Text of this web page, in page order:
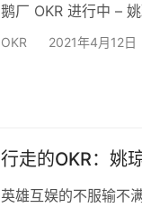
鹅厂 OKR 进行中 –
OKR 2021年4月12日
行走的OKR：姚
英雄互娱的不服输不